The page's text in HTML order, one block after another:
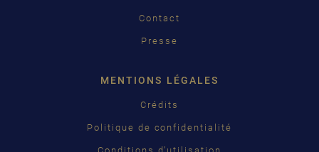
Contact
Presse
MENTIONS LÉGALES
Crédits
Politique de confidentialité